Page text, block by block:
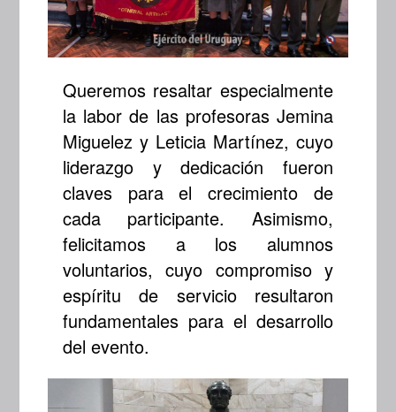
Queremos resaltar especialmente
la labor de las profesoras Jemina
Miguelez y Leticia Martínez, cuyo
liderazgo y dedicación fueron
claves para el crecimiento de
cada participante. Asimismo,
felicitamos a los alumnos
voluntarios, cuyo compromiso y
espíritu de servicio resultaron
fundamentales para el desarrollo
del evento.